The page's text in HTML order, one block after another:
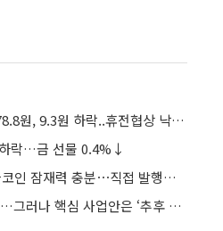
원·달러 NDF 1478.4/1478.8원, 9.3원 하락..휴전협상 낙관론
락…금 선물 0.4%↓
써클 CEO "원화 스테이블코인 잠재력 충분⋯직접 발행은 안할 것"
싸이월드, 10월 부활 예고…그러나 핵심 사업안은 ‘추후 공개’